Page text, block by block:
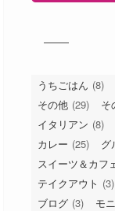
うちごはん (8)
その他 (29) そ
イタリアン (8)
カレー (25) グ
スイーツ＆カフ
テイクアウト (3)
ブログ (3) モ